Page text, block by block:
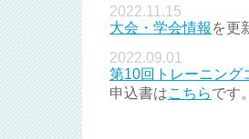
2022.11.15
大会・学会情報 を更
2022.09.01
第10回トレーニング
申込書はこちらです。